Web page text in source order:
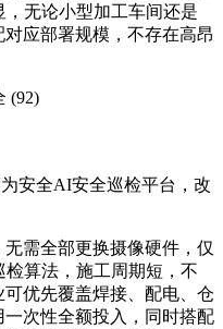
无论小型加工车间还是
应部署规模，不存在高昂
安全AI安全巡检平台，改
需全部更换摄像硬件，仅
算法，施工周期短，不
优先覆盖焊接、配电、仓
次性全额投入，同时搭配